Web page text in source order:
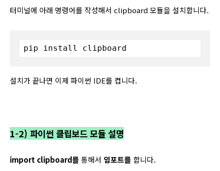
터미널에 아래 명령어를 작성해서 clipboard 모듈을 설치합니다.
pip install clipboard
설치가 끝나면 이제 파이썬 IDE를 켭니다.
1-2) 파이썬 클립보드 모듈 설명
import clipboard를 통해서 임포트를 합니다.